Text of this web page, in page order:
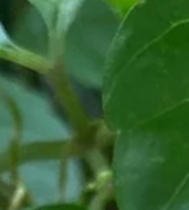
の信徒達、７０００人のレムナントを恵み
より、選ばれたのです。つまり、誰が...